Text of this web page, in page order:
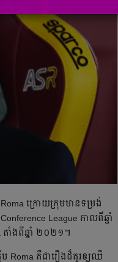
Roma ក្រោយ​ក្រុម​មាន​ទម្រង់​
League កាល​ពី​ឆ្នាំ
តាំង​ពី​ឆ្នាំ ២០២១។
ប Roma គឺ​ជា​រឿង​ដ៏​គួរ​ឲ្យ​ឈឺ​